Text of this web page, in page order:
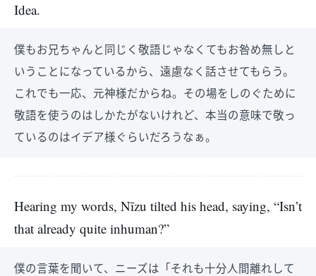
Idea.
僕もお兄ちゃんと同じく敬語じゃなくてもお咎め無しと
いうことになっているから、遠慮なく話させてもらう。
これでも一応、元神様だからね。その場をしのぐために
敬語を使うのはしかたがないけれど、本当の意味で敬っ
ているのはイデア様ぐらいだろうなぁ。
Hearing my words, Nīzu tilted his head, saying, “Isn’t
that already quite inhuman?”
僕の言葉を聞いて、ニーズは「それも十分人間離れして